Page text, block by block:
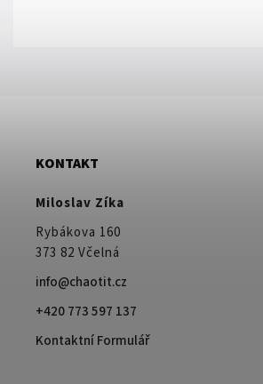
KONTAKT
Miloslav Zíka
Rybákova 160
373 82 Včelná
info@chaotit.cz
+420 773 597 137
Kontaktní Formulář